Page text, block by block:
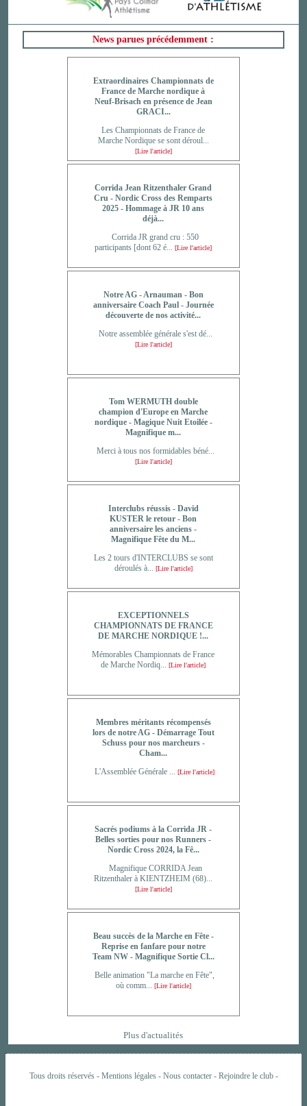
News parues précédemment :
Extraordinaires Championnats de
France de Marche nordique à
Neuf-Brisach en présence de Jean
GRACI...
Les Championnats de France de
Marche Nordique se sont déroul...
[Lire l'article]
Corrida Jean Ritzenthaler Grand
Cru - Nordic Cross des Remparts
2025 - Hommage à JR 10 ans
déjà...
Corrida JR grand cru : 550
participants [dont 62 é...[Lire l'article]
Notre AG - Arnauman - Bon
anniversaire Coach Paul - Journée
découverte de nos activité...
Notre assemblée générale s'est dé...
[Lire l'article]
Tom WERMUTH double
champion d'Europe en Marche
nordique - Magique Nuit Etoilée -
Magnifique m...
Merci à tous nos formidables béné...
[Lire l'article]
Interclubs réussis - David
KUSTER le retour - Bon
anniversaire les anciens -
Magnifique Fête du M...
Les 2 tours d'INTERCLUBS se sont
déroulés à...
[Lire l'article]
EXCEPTIONNELS
CHAMPIONNATS DE FRANCE
DE MARCHE NORDIQUE !...
Mémorables Championnats de France
de Marche Nordiq...[Lire l'article]
Membres méritants récompensés
lors de notre AG - Démarrage Tout
Schuss pour nos marcheurs -
Cham...
L'Assemblée Générale ...
[Lire l'article]
Sacrés podiums à la Corrida JR -
Belles sorties pour nos Runners -
Nordic Cross 2024, la Fê...
Magnifique CORRIDA Jean
Ritzenthaler à KIENTZHEIM (68)...
[Lire l'article]
Beau succès de la Marche en Fête -
Reprise en fanfare pour notre
Team NW - Magnifique Sortie Cl...
Belle animation "La marche en Fête",
où comm...
[Lire l'article]
Plus d'actualités
Tous droits réservés - Mentions légales- Nous contacter- Rejoindre le club-